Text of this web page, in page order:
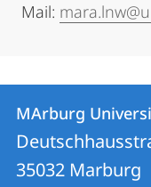
Mail:
Kontakt
und
MArburg
University
MArburg
35032 Marburg